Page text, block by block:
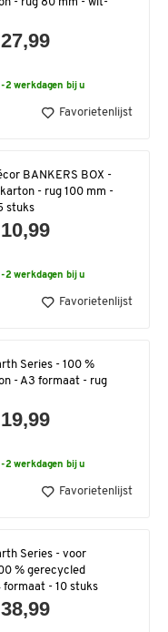
2 werkdagen bij u
Favorietenlijst
BANKERS BOX -
- rug 100 mm -
stuks
2 werkdagen bij u
Favorietenlijst
Series - 100 %
- A3 formaat - rug
2 werkdagen bij u
Favorietenlijst
Series - voor
% gerecycled
formaat - 10 stuks